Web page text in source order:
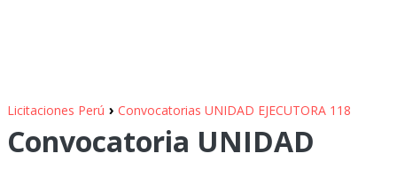
Licitaciones Perú › Convocatorias UNIDAD EJECUTORA 118
Convocatoria UNIDAD